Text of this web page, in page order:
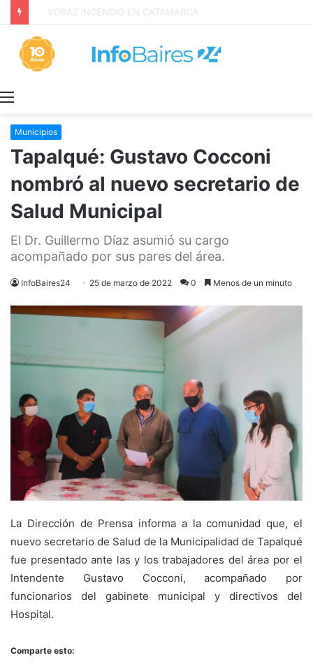
Inquilinos alertan por la Ley de Propiedad Privada
Municipios
Tapalqué: Gustavo Cocconi
nombró al nuevo secretario de
Salud Municipal
El Dr. Guillermo Díaz asumió su cargo
acompañado por sus pares del área.
InfoBaires24 25 de marzo de 2022 0 Menos de un minuto
La Dirección de Prensa informa a la comunidad que, el
nuevo secretario de Salud de la Municipalidad de Tapalqué
fue presentado ante las y los trabajadores del área por el
Intendente Gustavo Cocconi, acompañado por
funcionarios del gabinete municipal y directivos del
Hospital.
Comparte esto: